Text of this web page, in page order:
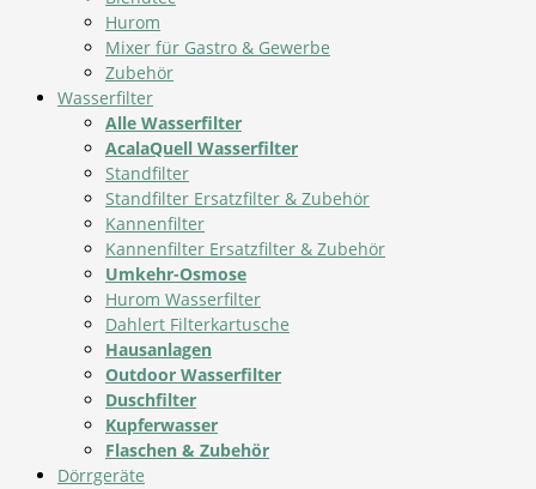
Hurom
Mixer für Gastro & Gewerbe
Zubehör
Wasserfilter
Alle Wasserfilter
AcalaQuell Wasserfilter
Standfilter
Standfilter Ersatzfilter & Zubehör
Kannenfilter
Kannenfilter Ersatzfilter & Zubehör
Umkehr-Osmose
Hurom Wasserfilter
Dahlert Filterkartusche
Hausanlagen
Outdoor Wasserfilter
Duschfilter
Kupferwasser
Flaschen & Zubehör
Dörrgeräte